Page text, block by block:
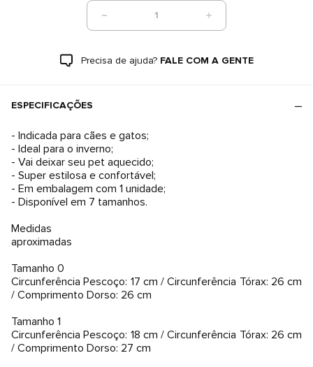
1
Precisa de ajuda? FALE COM A GENTE
ESPECIFICAÇÕES
- Indicada para cães e gatos;
- Ideal para o inverno;
- Vai deixar seu pet aquecido;
- Super estilosa e confortável;
- Em embalagem com 1 unidade;
- Disponível em 7 tamanhos.
Medidas
aproximadas
Tamanho 0
Circunferência Pescoço: 17 cm / Circunferência Tórax: 26 cm
/ Comprimento Dorso: 26 cm
Tamanho 1
Circunferência Pescoço: 18 cm / Circunferência Tórax: 26 cm
/ Comprimento Dorso: 27 cm